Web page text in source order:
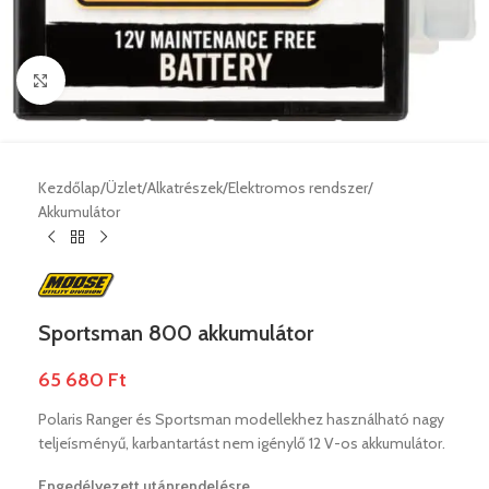
Nagyításhoz klikk ide
Kezdőlap/Üzlet/Alkatrészek/Elektromos rendszer/
Akkumulátor
Sportsman 800 akkumulátor
65 680 Ft
Polaris Ranger és Sportsman modellekhez használható nagy
teljeísményű, karbantartást nem igénylő 12 V-os akkumulátor.